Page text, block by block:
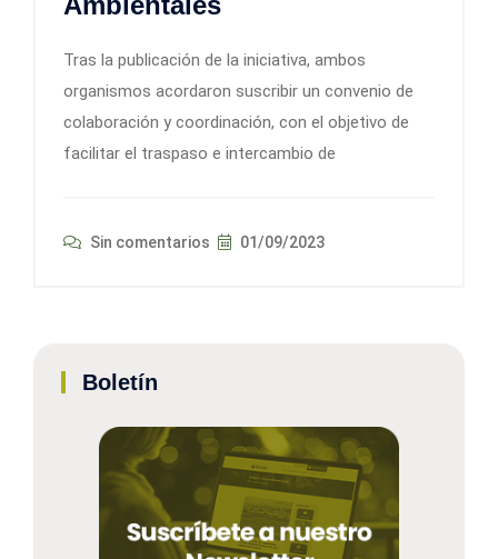
Tras la publicación de la iniciativa, ambos
organismos acordaron suscribir un convenio de
colaboración y coordinación, con el objetivo de
facilitar el traspaso e intercambio de
Sin comentarios 01/09/2023
Boletín